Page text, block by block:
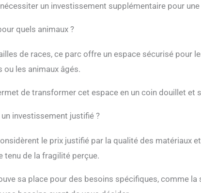
un investissement supplémentaire pour
quels animaux ?
de races, ce parc offre un espace sécurisé pour
les animaux âgés.
de transformer cet espace en un coin douillet
investissement justifié ?
le prix justifié par la qualité des matériaux
tenu de la fragilité perçue.
sa place pour des besoins spécifiques, comme